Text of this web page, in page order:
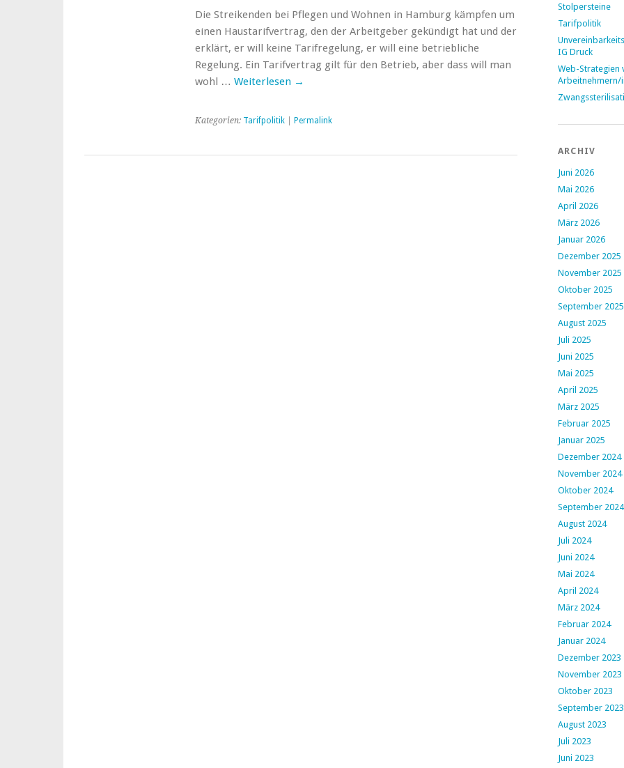
Die Streikenden bei Pflegen und Wohnen in Hamburg kämpfen um
einen Haustarifvertrag, den der Arbeitgeber gekündigt hat und der
erklärt, er will keine Tarifregelung, er will eine betriebliche
Regelung. Ein Tarifvertrag gilt für den Betrieb, aber dass will man
wohl … Weiterlesen →
Kategorien: Tarifpolitik| Permalink
Stolpersteine
Tarifpolitik
IG Druck
Web-Strategien
Arbeitnehmern/
ARCHIV
Juni 2026
Mai 2026
April 2026
März 2026
Januar 2026
Dezember 2025
November 2025
Oktober 2025
September 2025
August 2025
Juli 2025
Juni 2025
Mai 2025
April 2025
März 2025
Februar 2025
Januar 2025
Dezember 2024
November 2024
Oktober 2024
September 2024
August 2024
Juli 2024
Juni 2024
Mai 2024
April 2024
März 2024
Februar 2024
Januar 2024
Dezember 2023
November 2023
Oktober 2023
September 2023
August 2023
Juli 2023
Juni 2023